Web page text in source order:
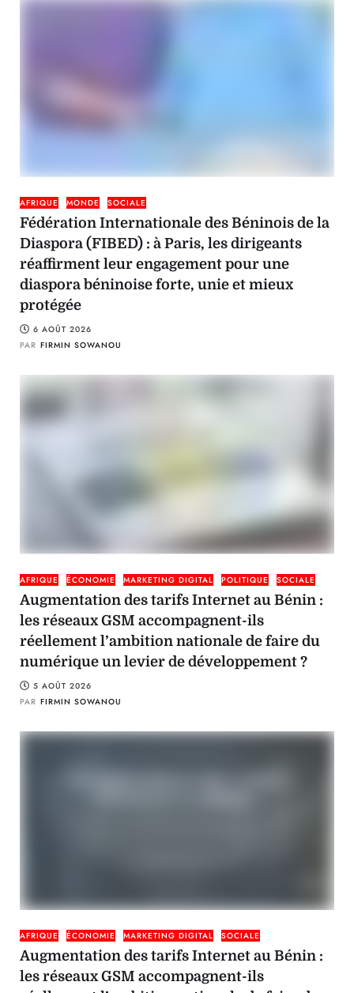
AFRIQUE MONDE SOCIALE
Fédération Internationale des Béninois de la
Diaspora (FIBED) : à Paris, les dirigeants
réaffirment leur engagement pour une
diaspora béninoise forte, unie et mieux
protégée
6 AOÛT 2026
PAR FIRMIN SOWANOU
AFRIQUE ÉCONOMIE MARKETING DIGITAL POLITIQUE SOCIALE
Augmentation des tarifs Internet au Bénin :
les réseaux GSM accompagnent-ils
réellement l’ambition nationale de faire du
numérique un levier de développement ?
5 AOÛT 2026
PAR FIRMIN SOWANOU
AFRIQUE ÉCONOMIE MARKETING DIGITAL SOCIALE
Augmentation des tarifs Internet au Bénin :
les réseaux GSM accompagnent-ils